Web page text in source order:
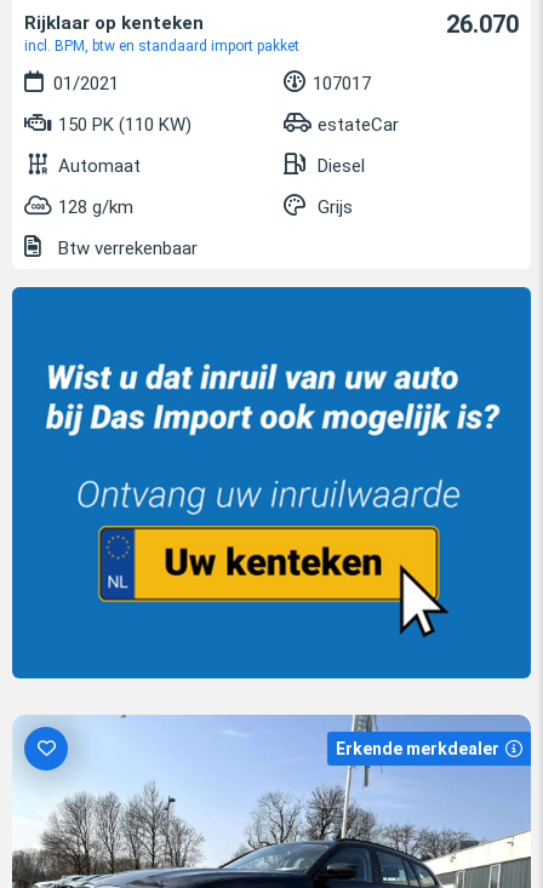
Rijklaar op kenteken
incl. BPM, btw en standaard import pakket
26.070
01/2021
107017
150 PK (110 KW)
estateCar
Automaat
Diesel
128 g/km
Grijs
Btw verrekenbaar
Erkende merkdealer